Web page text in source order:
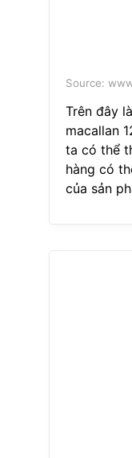
Source:
Trên đây
macallan
ta có thể
hàng có
của sản